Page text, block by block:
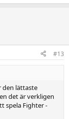
#13
den lättaste
det är verkligen
spela Fighter -